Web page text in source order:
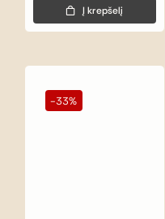
was:
25,00 €.
is:
16,00 €.
Į krepšelį
-33%